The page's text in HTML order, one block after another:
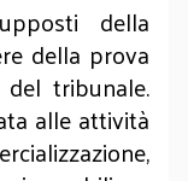
della
della prova
tribunale.
alle attività